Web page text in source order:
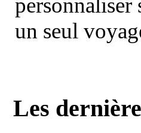
un seul
Les